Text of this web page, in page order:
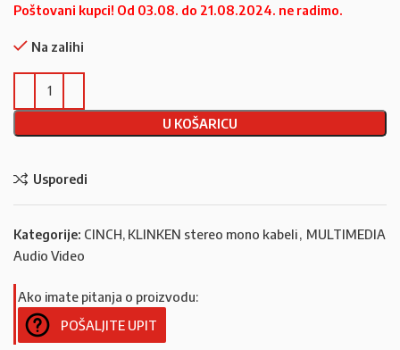
Poštovani kupci! Od 03.08. do 21.08.2024. ne radimo.
Na zalihi
U KOŠARICU
Usporedi
Kategorije: CINCH, KLINKEN stereo mono kabeli
MULTIMEDIA
Audio Video
Ako imate pitanja o proizvodu:
POŠALJITE UPIT